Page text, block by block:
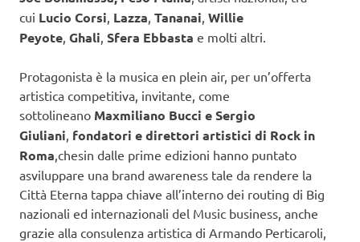
cui Lucio Corsi Lazza Tananai Willie
Peyote Ghali Sfera Ebbasta e molti altri.
Protagonista è la musica en plein air, per un’offerta
artistica competitiva, invitante, come
sottolineano Maxmiliano Bucci e Sergio
Giuliani fondatori e direttori artistici di Rock in
Roma ,chesin dalle prime edizioni hanno puntato
asviluppare una brand awareness tale da rendere la
Città Eterna tappa chiave all’interno dei routing di Big
nazionali ed internazionali del Music business, anche
grazie alla consulenza artistica di Armando Perticaroli,